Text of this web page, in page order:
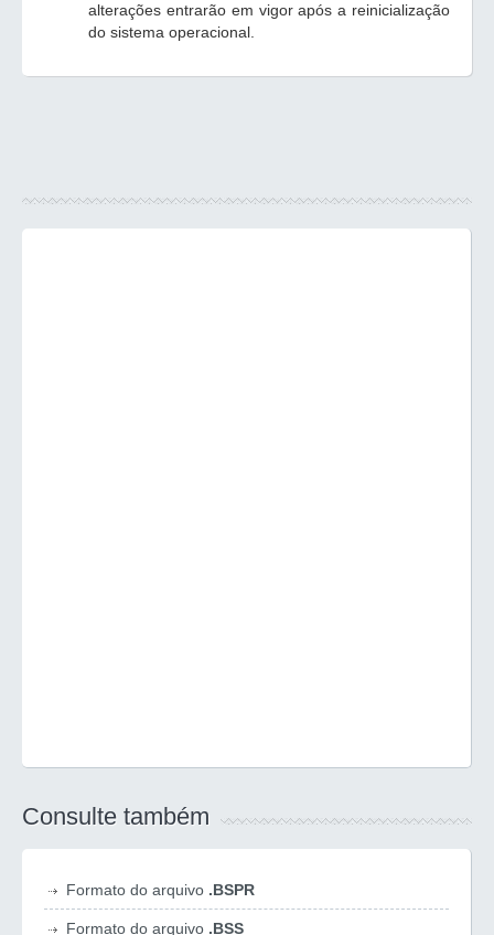
alterações entrarão em vigor após a reinicialização
do sistema operacional.
Consulte também
Formato do arquivo .BSPR
Formato do arquivo .BSS